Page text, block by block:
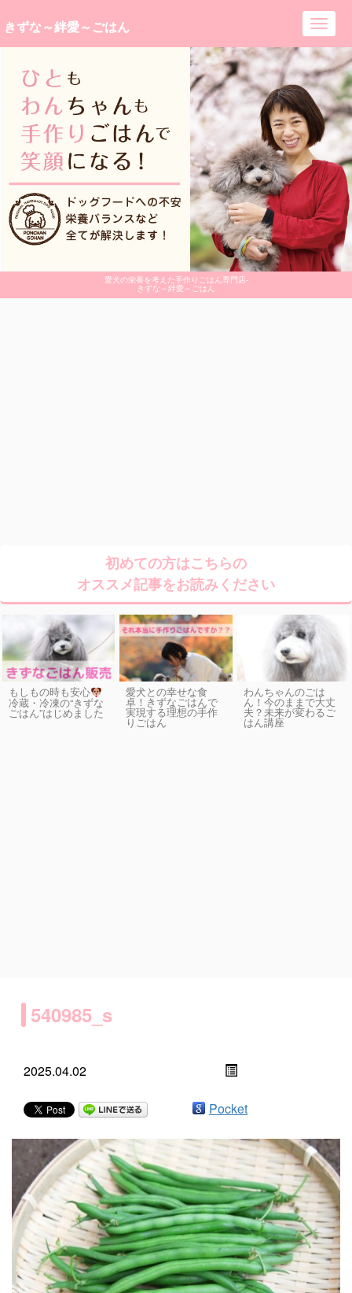
愛犬の栄養を考えた手作りごはん専門店-
きずな～絆愛～ごはん
きずな～絆愛～ごはん
初めての方はこちらの
オススメ記事をお読みください
もしもの時も安心
冷蔵・冷凍の“きずな
ごはん”はじめました
愛犬との幸せな食
卓！きずなごはんで
実現する理想の手作
りごはん
わんちゃんのごは
ん！今のままで大丈
夫？未来が変わるご
はん講座
540985_s
2025.04.02
Pocket